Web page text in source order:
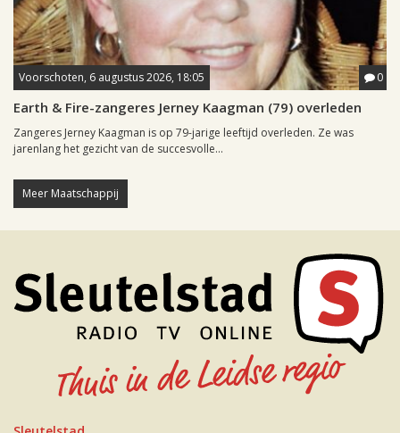
Voorschoten, 6 augustus 2026, 18:05 0
Earth & Fire-zangeres Jerney Kaagman (79) overleden
Zangeres Jerney Kaagman is op 79-jarige leeftijd overleden. Ze was
jarenlang het gezicht van de succesvolle...
Meer Maatschappij